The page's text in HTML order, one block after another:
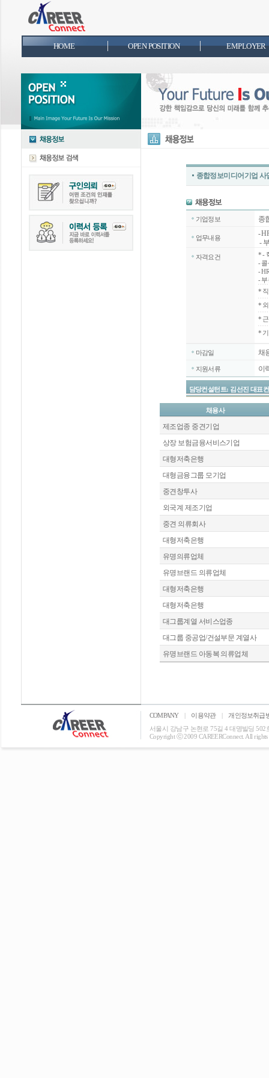
HOME OPEN POSITION EMPLOYER
종합정보미디어기업
기업정보 종
업무내용
-
-
자격요건 *-
-
-
-
*
*
*
*
마감일 채
지원서류 이
담당컨설턴트: 김선진 대표
채용사
제조업종 중견기업
상장 보험금융서비스기업
대형저축은행
대형금융그룹 모기업
중견창투사
외국계 제조기업
중견 의류회사
대형저축은행
유명의류업체
유명브랜드 의류업체
대형저축은행
대형저축은행
대그룹계열 서비스업종
대그룹 중공업/건설부문 계열사
유명브랜드 아동복 의류업체
COMPANY | 이용약관 |
개인정보취급
서울시 강남구 논현로 75길 4 대명빌딩 502
Copyright ⓒ 2009 CAREERConnect. All rights